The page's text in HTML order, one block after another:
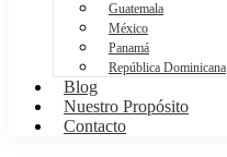
Guatemala
México
Panamá
República Dominicana
Blog
Nuestro Propósito
Contacto